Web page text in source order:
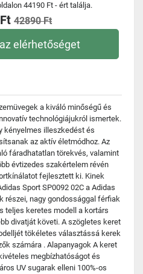
44190 Ft - ért találja.
42890 Ft
elérhetőséget
a kiváló minőségű és
technológiájukról ismertek.
kényelmes illeszkedést és
az aktív életmódhoz. Az
fáradhatatlan törekvés, valamint
évtizedes szakértelem révén
fejlesztett ki. Kinek
Sport SP0092 02C a Adidas
részei, nagy gondossággal férfiak
teljes keretes modell a kortárs
divatját követi. A szögletes keret
tökéletes választássá kerek
számára . Alapanyagok A keret
megbízhatóságot és
UV sugarak elleni 100%-os